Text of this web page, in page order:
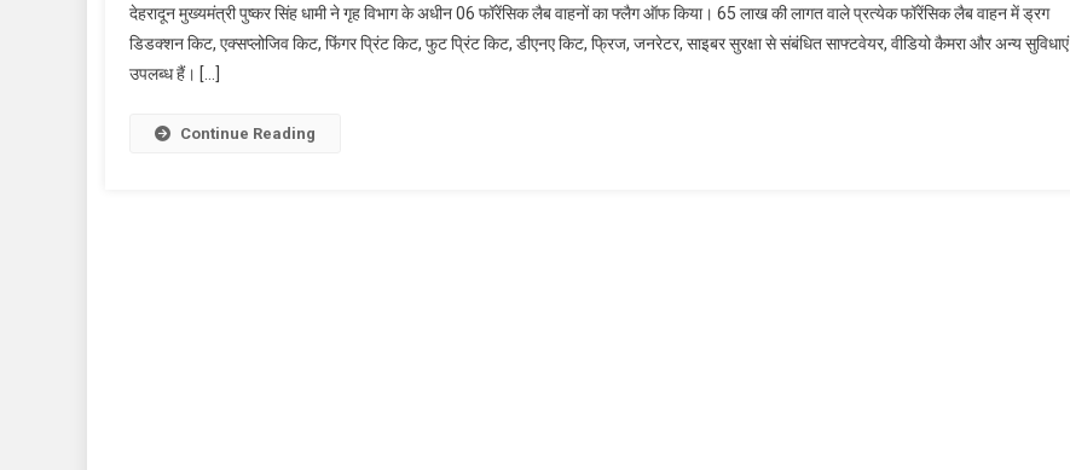
देहरादून मुख्यमंत्री पुष्कर सिंह धामी ने गृह विभाग के अधीन 06 फॉरेंसिक लैब वाहनों का फ्लैग ऑफ किया। 65 लाख की लागत वाले प्रत्येक फॉरेंसिक लैब वाहन में ड्रग
डिडक्शन किट, एक्सप्लोजिव किट, फिंगर प्रिंट किट, फुट प्रिंट किट, डीएनए किट, फ्रिज, जनरेटर, साइबर सुरक्षा से संबंधित साफ्टवेयर, वीडियो कैमरा और अन्य सुविधाएं
उपलब्ध हैं। […]
Continue Reading